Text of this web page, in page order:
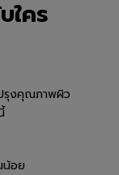
ใคร
รุงคุณภาพผิว
น้อย